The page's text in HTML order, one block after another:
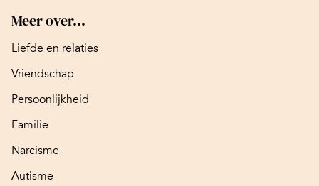
Meer over...
Liefde en relaties
Vriendschap
Persoonlijkheid
Familie
Narcisme
Autisme